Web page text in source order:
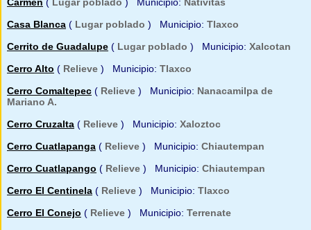
Casa Blanca ( Lugar poblado ) Municipio: Tlaxco
Cerrito de Guadalupe ( Lugar poblado ) Municipio: Xalcotan
Cerro Alto ( Relieve ) Municipio: Tlaxco
Cerro Comaltepec ( Relieve ) Municipio: Nanacamilpa de
Mariano A.
Cerro Cruzalta ( Relieve ) Municipio: Xaloztoc
Cerro Cuatlapanga ( Relieve ) Municipio: Chiautempan
Cerro Cuatlapango ( Relieve ) Municipio: Chiautempan
Cerro El Centinela ( Relieve ) Municipio: Tlaxco
Cerro El Conejo ( Relieve ) Municipio: Terrenate